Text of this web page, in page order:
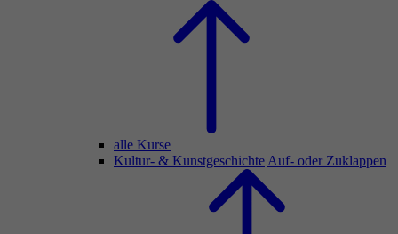
alle Kurse
Kultur- & Kunstgeschichte Auf- oder Zuklappen